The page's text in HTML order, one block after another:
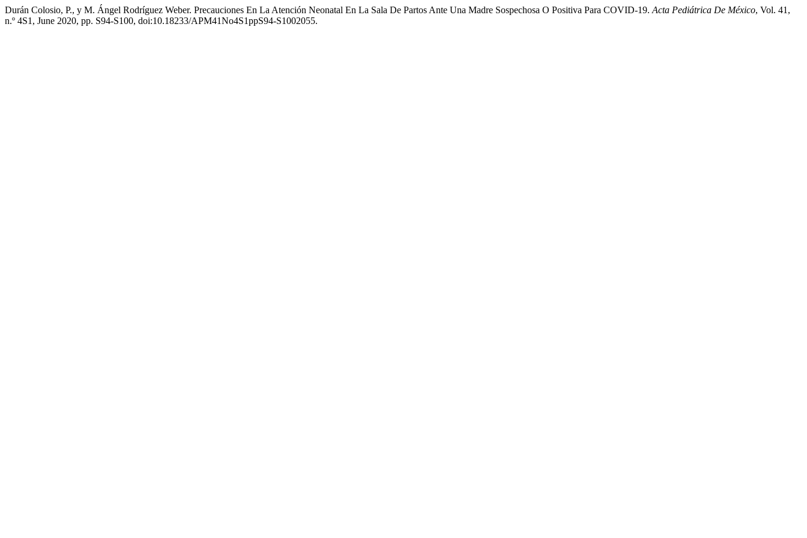
Durán Colosio, P., y M. Ángel Rodríguez Weber. Precauciones En La Atención Neonatal En La Sala De Partos Ante Una Madre Sospechosa O Positiva Para COVID-19. Acta Pediátrica De México, Vol. 41,
n.º 4S1, June 2020, pp. S94-S100, doi:10.18233/APM41No4S1ppS94-S1002055.